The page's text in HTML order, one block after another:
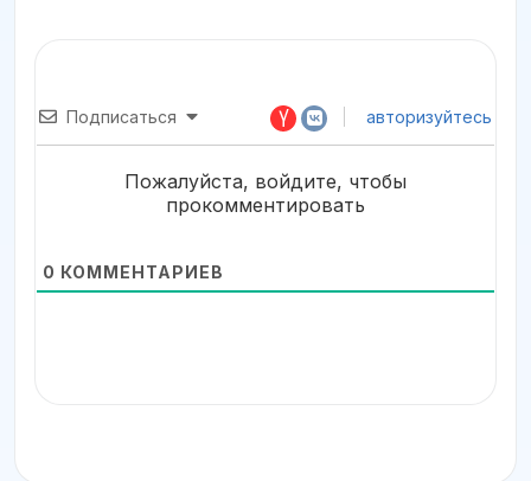
Подписаться авторизуйтесь
Пожалуйста, войдите, чтобы
прокомментировать
0 КОММЕНТАРИЕВ